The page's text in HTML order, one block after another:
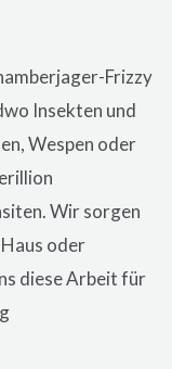
Frizzy
Insekten und
Wespen oder
Wir sorgen
oder
diese Arbeit für